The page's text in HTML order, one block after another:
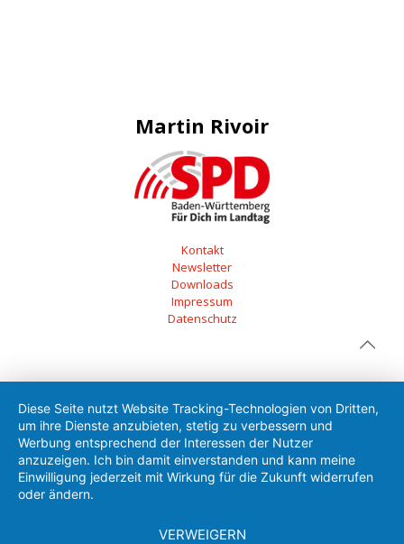
Martin Rivoir
Kontakt
Newsletter
Downloads
Impressum
Datenschutz
Diese Seite nutzt Website Tracking-Technologien von Dritten,
um ihre Dienste anzubieten, stetig zu verbessern und
Werbung entsprechend der Interessen der Nutzer
anzuzeigen. Ich bin damit einverstanden und kann meine
Einwilligung jederzeit mit Wirkung für die Zukunft widerrufen
oder ändern.
VERWEIGERN